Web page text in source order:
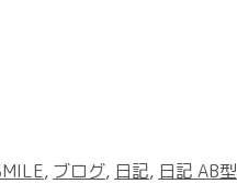
, ブログ, 日記, 日記 AB型